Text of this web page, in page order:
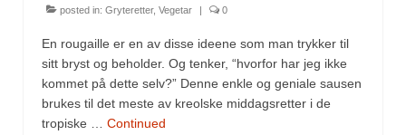
Mirepoix
Ñora
posted in: Gryteretter, Vegetar | 0
En rougaille er en av disse ideene som man trykker til
sitt bryst og beholder. Og tenker, “hvorfor har jeg ikke
kommet på dette selv?” Denne enkle og geniale sausen
brukes til det meste av kreolske middagsretter i de
tropiske … Continued